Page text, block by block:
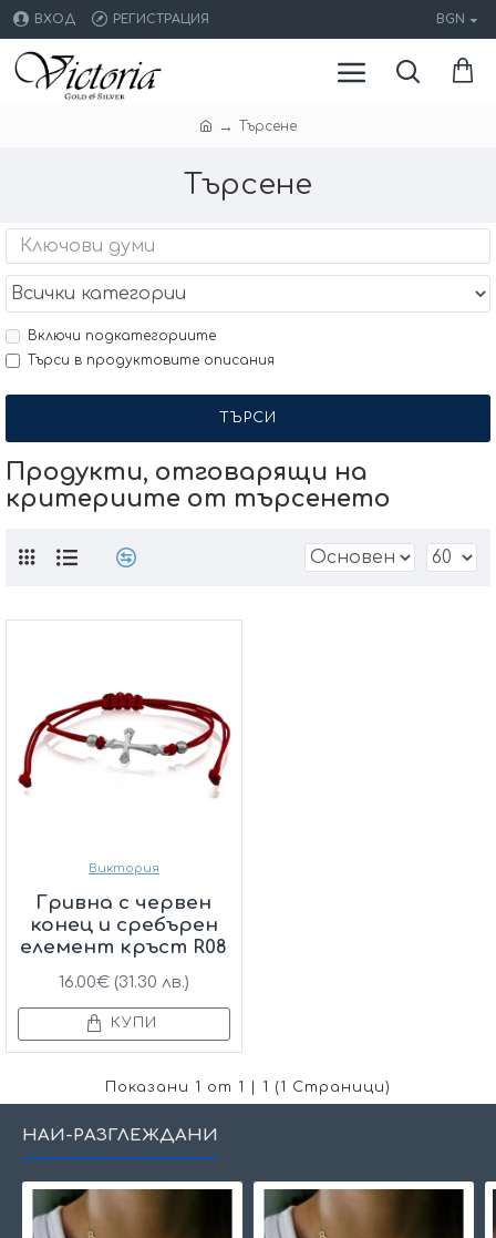
ВХОД РЕГИСТРАЦИЯ BGN
Търсене
Търсене
Включи подкатегориите
Търси в продуктовите описания
ТЪРСИ
Продукти, отговарящи на
критериите от търсенето
Виктория
Гривна с червен
конец и сребърен
елемент кръст R08
16.00€ (31.30 лв.)
КУПИ
Показани 1 от 1 | 1 (1 Страници)
НАЙ-РАЗГЛЕЖДАНИ